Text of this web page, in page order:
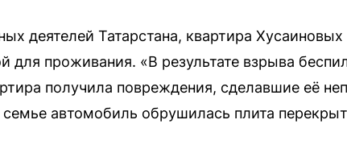
деятелей Татарстана, квартира
для проживания. «В результате взрыва
получила повреждения, сделавшие её
автомобиль обрушилась плита